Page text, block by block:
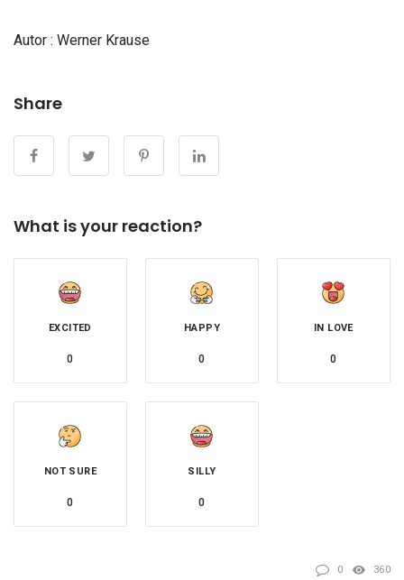
Autor : Werner Krause
Share
What is your reaction?
EXCITED
0
HAPPY
0
IN LOVE
0
NOT SURE
0
SILLY
0
0 360